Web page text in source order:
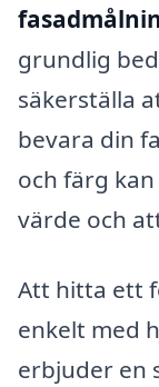
grundlig
säkerställa
bevara din
och färg
värde och
Att hitta ett
enkelt med
erbjuder en